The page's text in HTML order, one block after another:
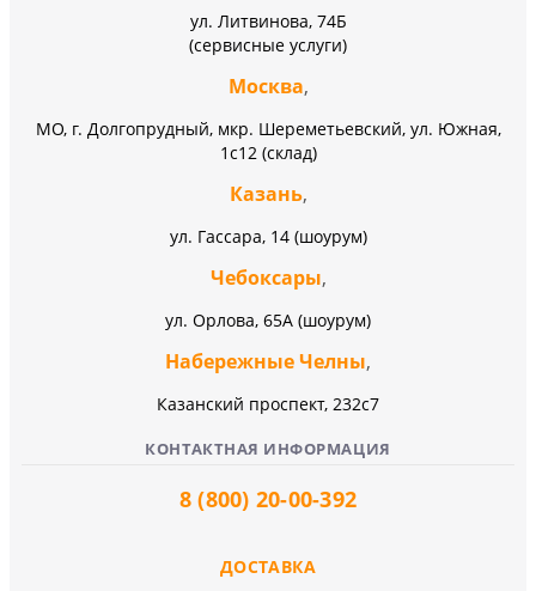
ул. Литвинова, 74Б
(сервисные услуги)
Москва,
МО, г. Долгопрудный, мкр. Шереметьевский, ул. Южная,
1с12 (склад)
Казань,
ул. Гассара, 14 (шоурум)
Чебоксары,
ул. Орлова, 65А (шоурум)
Набережные Челны,
Казанский проспект, 232c7
КОНТАКТНАЯ ИНФОРМАЦИЯ
8 (800) 20-00-392
ДОСТАВКА